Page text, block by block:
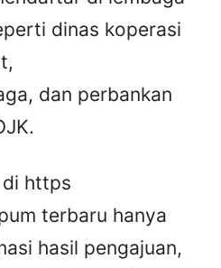
dinas koperasi
dan perbankan
di https
terbaru hanya
hasil pengajuan,